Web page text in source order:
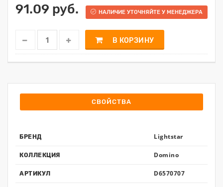
91.09 руб.
НАЛИЧИЕ УТОЧНЯЙТЕ У МЕНЕДЖЕРА
В КОРЗИНУ
СВОЙСТВА
БРЕНД Lightstar
КОЛЛЕКЦИЯ Domino
АРТИКУЛ D6570707